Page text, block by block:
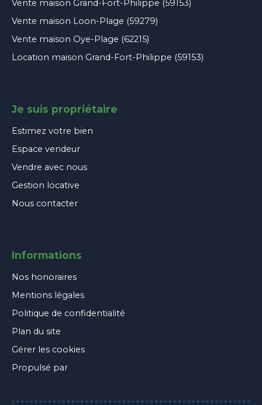
Vente maison Grand-Fort-Philippe (59153)
Vente maison Loon-Plage (59279)
Vente maison Oye-Plage (62215)
Location maison Grand-Fort-Philippe (59153)
Je suis propriétaire
Estimez votre bien
Espace vendeur
Vendre avec nous
Gestion locative
Nous contacter
Informations
Nos honoraires
Mentions légales
Politique de confidentialité
Plan du site
Gérer les cookies
Propulsé par